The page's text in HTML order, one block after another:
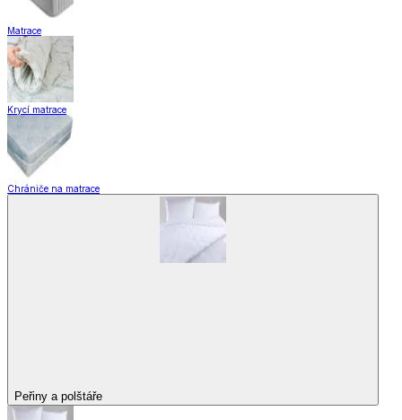
Matrace
Krycí matrace
Chrániče na matrace
Peřiny a polštáře